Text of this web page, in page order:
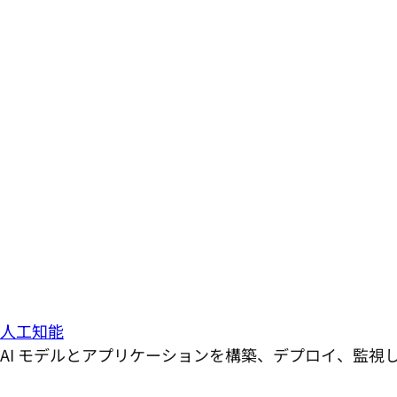
人工知能
AI モデルとアプリケーションを構築、デプロイ、監視